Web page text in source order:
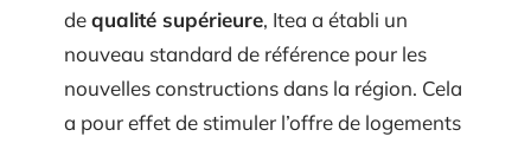
dequalité supérieure, Itea a établi un
nouveau standard de référence pour les
nouvelles constructions dans la région. Cela
a pour effet de stimuler l’offre de logements